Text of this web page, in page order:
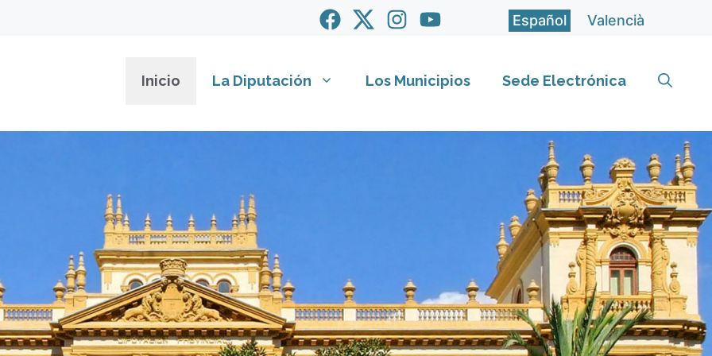
Español Valencià
Inicio La Diputación Los Municipios Sede Electrónica